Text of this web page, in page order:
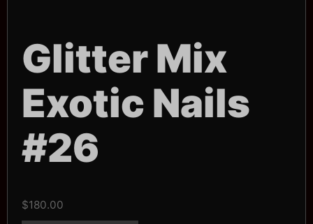
Glitter Mix
Exotic Nails
#26
$180.00